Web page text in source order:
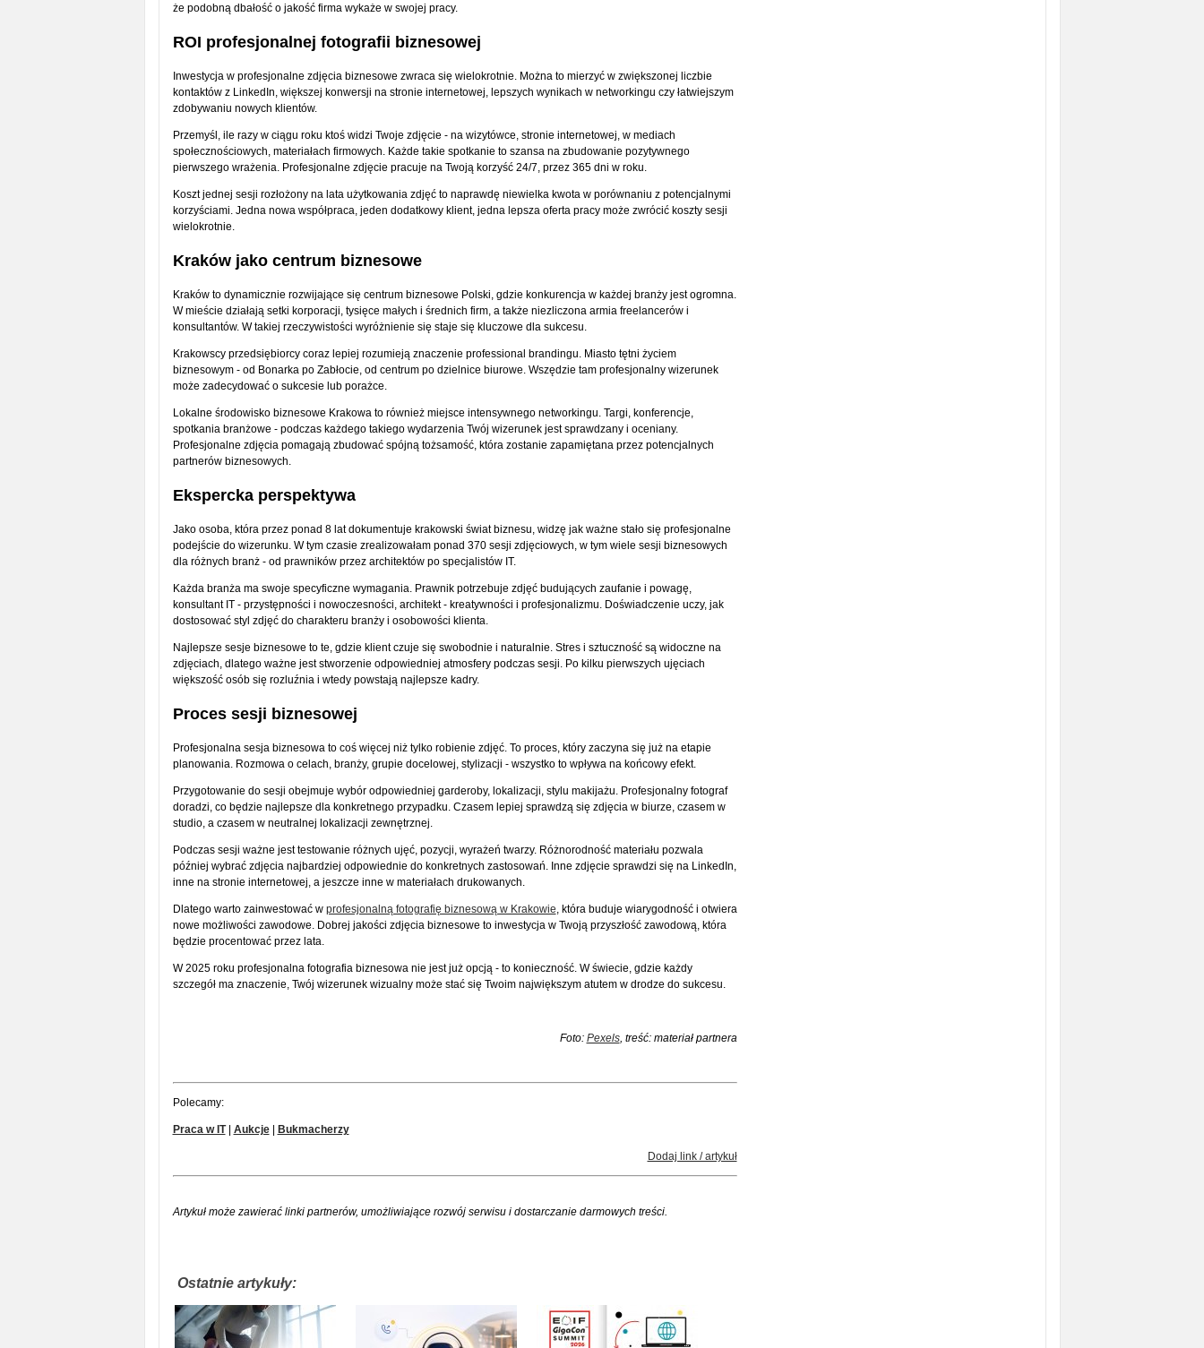
że podobną dbałość o jakość firma wykaże w swojej pracy.
ROI profesjonalnej fotografii biznesowej
Inwestycja w profesjonalne zdjęcia biznesowe zwraca się wielokrotnie. Można to mierzyć w zwiększonej liczbie
kontaktów z LinkedIn, większej konwersji na stronie internetowej, lepszych wynikach w networkingu czy łatwiejszym
zdobywaniu nowych klientów.
Przemyśl, ile razy w ciągu roku ktoś widzi Twoje zdjęcie - na wizytówce, stronie internetowej, w mediach
społecznościowych, materiałach firmowych. Każde takie spotkanie to szansa na zbudowanie pozytywnego
pierwszego wrażenia. Profesjonalne zdjęcie pracuje na Twoją korzyść 24/7, przez 365 dni w roku.
Koszt jednej sesji rozłożony na lata użytkowania zdjęć to naprawdę niewielka kwota w porównaniu z potencjalnymi
korzyściami. Jedna nowa współpraca, jeden dodatkowy klient, jedna lepsza oferta pracy może zwrócić koszty sesji
wielokrotnie.
Kraków jako centrum biznesowe
Kraków to dynamicznie rozwijające się centrum biznesowe Polski, gdzie konkurencja w każdej branży jest ogromna.
W mieście działają setki korporacji, tysięce małych i średnich firm, a także niezliczona armia freelancerów i
konsultantów. W takiej rzeczywistości wyróżnienie się staje się kluczowe dla sukcesu.
Krakowscy przedsiębiorcy coraz lepiej rozumieją znaczenie professional brandingu. Miasto tętni życiem
biznesowym - od Bonarka po Zabłocie, od centrum po dzielnice biurowe. Wszędzie tam profesjonalny wizerunek
może zadecydować o sukcesie lub porażce.
Lokalne środowisko biznesowe Krakowa to również miejsce intensywnego networkingu. Targi, konferencje,
spotkania branżowe - podczas każdego takiego wydarzenia Twój wizerunek jest sprawdzany i oceniany.
Profesjonalne zdjęcia pomagają zbudować spójną tożsamość, która zostanie zapamiętana przez potencjalnych
partnerów biznesowych.
Ekspercka perspektywa
Jako osoba, która przez ponad 8 lat dokumentuje krakowski świat biznesu, widzę jak ważne stało się profesjonalne
podejście do wizerunku. W tym czasie zrealizowałam ponad 370 sesji zdjęciowych, w tym wiele sesji biznesowych
dla różnych branż - od prawników przez architektów po specjalistów IT.
Każda branża ma swoje specyficzne wymagania. Prawnik potrzebuje zdjęć budujących zaufanie i powagę,
konsultant IT - przystępności i nowoczesności, architekt - kreatywności i profesjonalizmu. Doświadczenie uczy, jak
dostosować styl zdjęć do charakteru branży i osobowości klienta.
Najlepsze sesje biznesowe to te, gdzie klient czuje się swobodnie i naturalnie. Stres i sztuczność są widoczne na
zdjęciach, dlatego ważne jest stworzenie odpowiedniej atmosfery podczas sesji. Po kilku pierwszych ujęciach
większość osób się rozluźnia i wtedy powstają najlepsze kadry.
Proces sesji biznesowej
Profesjonalna sesja biznesowa to coś więcej niż tylko robienie zdjęć. To proces, który zaczyna się już na etapie
planowania. Rozmowa o celach, branży, grupie docelowej, stylizacji - wszystko to wpływa na końcowy efekt.
Przygotowanie do sesji obejmuje wybór odpowiedniej garderoby, lokalizacji, stylu makijażu. Profesjonalny fotograf
doradzi, co będzie najlepsze dla konkretnego przypadku. Czasem lepiej sprawdzą się zdjęcia w biurze, czasem w
studio, a czasem w neutralnej lokalizacji zewnętrznej.
Podczas sesji ważne jest testowanie różnych ujęć, pozycji, wyrażeń twarzy. Różnorodność materiału pozwala
później wybrać zdjęcia najbardziej odpowiednie do konkretnych zastosowań. Inne zdjęcie sprawdzi się na LinkedIn,
inne na stronie internetowej, a jeszcze inne w materiałach drukowanych.
Dlatego warto zainwestować w profesjonalną fotografię biznesową w Krakowie, która buduje wiarygodność i otwiera
nowe możliwości zawodowe. Dobrej jakości zdjęcia biznesowe to inwestycja w Twoją przyszłość zawodową, która
będzie procentować przez lata.
W 2025 roku profesjonalna fotografia biznesowa nie jest już opcją - to konieczność. W świecie, gdzie każdy
szczegół ma znaczenie, Twój wizerunek wizualny może stać się Twoim największym atutem w drodze do sukcesu.
Foto: Pexels, treść: materiał partnera
Polecamy:
Praca w IT| Aukcje| Bukmacherzy
Dodaj link / artykuł
Artykuł może zawierać linki partnerów, umożliwiające rozwój serwisu i dostarczanie darmowych treści.
Ostatnie artykuły: